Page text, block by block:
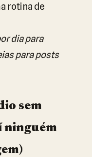
rotina de
dia para
para posts
sem
ninguém